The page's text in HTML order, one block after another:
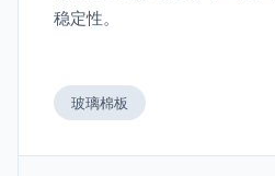
稳定性。
玻璃棉板